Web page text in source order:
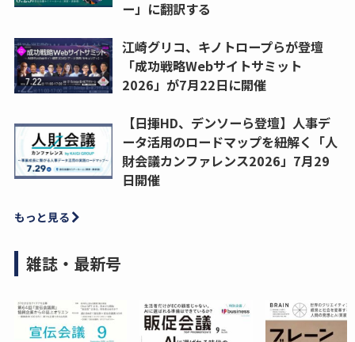
ー」に翻訳する
江崎グリコ、キノトロープらが登壇
「成功戦略Webサイトサミット
2026」が7月22日に開催
【日揮HD、デンソーら登壇】人事デ
ータ活用のロードマップを紐解く「人
財会議カンファレンス2026」7月29
日開催
もっと見る
雑誌・最新号